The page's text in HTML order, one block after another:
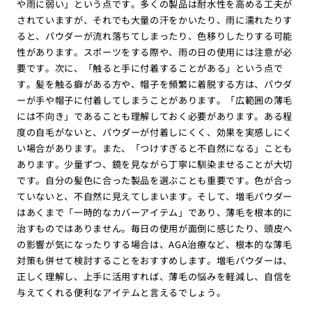
や雨に弱い」という点です。多くの製品は耐水性を高める工夫が
されていますが、それでも大量の汗をかいたり、雨に濡れたりす
ると、パウダーが流れ落ちてしまったり、色移りしたりする可能
性があります。スポーツをする際や、雨の日の使用には注意が必
要です。次に、「触ると手に付着することがある」という点で
す。髪を触る癖がある方や、帽子を頻繁に着脱する方は、パウダ
ーが手や帽子に付着してしまうことがあります。「広範囲の薄毛
には不向き」であることも理解しておく必要があります。ある程
度の自毛がないと、パウダーが付着しにくく、効果を実感しにく
い場合があります。また、「つけすぎると不自然になる」ことも
あります。少量ずつ、鏡を見ながら丁寧に馴染ませることが大切
です。自分の髪色に合った製品を選ぶことも重要です。色が合っ
ていないと、不自然に見えてしまいます。そして、増毛パウダー
はあくまで「一時的なカバーアイテム」であり、薄毛を根本的に
治すものではありません。毎日の使用が面倒に感じたり、頭皮へ
の影響が気になったりする場合は、AGA治療など、根本的な薄毛
対策も併せて検討することをおすすめします。増毛パウダーは、
正しく理解し、上手に活用すれば、薄毛の悩みを軽減し、自信を
与えてくれる便利なアイテムと言えるでしょう。